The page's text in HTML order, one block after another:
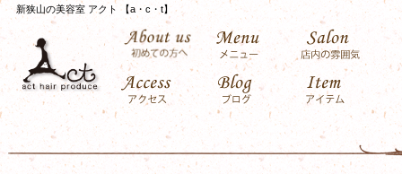
新狭山の美容室 アクト 【a・c・t】